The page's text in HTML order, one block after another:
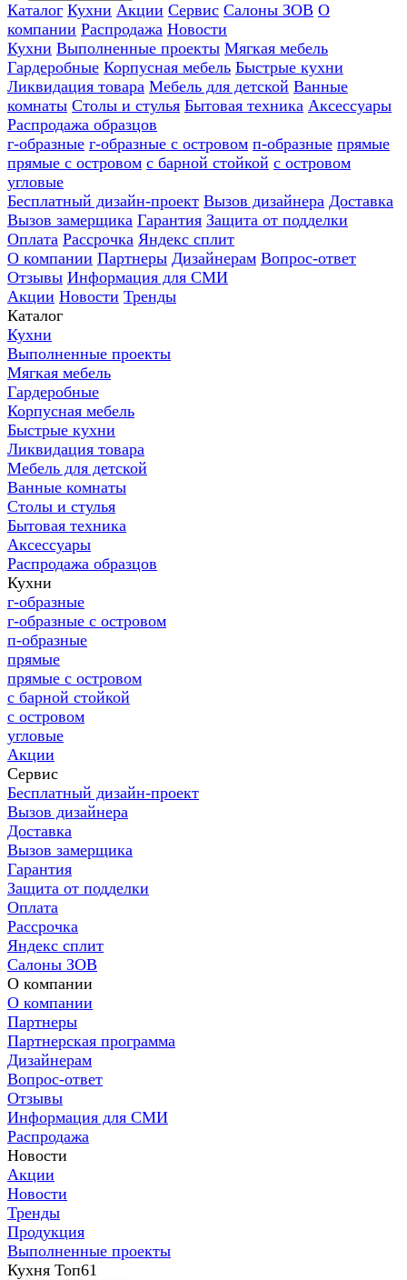
Каталог Кухни Акции Сервис Салоны ЗОВ О
компании Распродажа Новости
Кухни Выполненные проекты Мягкая мебель
Гардеробные Корпусная мебель Быстрые кухни
Ликвидация товара Мебель для детской Ванные
комнаты Столы и стулья Бытовая техника Аксессуары
Распродажа образцов
г-образные г-образные с островом п-образные прямые
прямые с островом с барной стойкой с островом
угловые
Бесплатный дизайн-проект Вызов дизайнера Доставка
Вызов замерщика Гарантия Защита от подделки
Оплата Рассрочка Яндекс сплит
О компании Партнеры Дизайнерам Вопрос-ответ
Отзывы Информация для СМИ
Акции Новости Тренды
Каталог
Кухни
Выполненные проекты
Мягкая мебель
Гардеробные
Корпусная мебель
Быстрые кухни
Ликвидация товара
Мебель для детской
Ванные комнаты
Столы и стулья
Бытовая техника
Аксессуары
Распродажа образцов
Кухни
г-образные
г-образные с островом
п-образные
прямые
прямые с островом
с барной стойкой
с островом
угловые
Акции
Сервис
Бесплатный дизайн-проект
Вызов дизайнера
Доставка
Вызов замерщика
Гарантия
Защита от подделки
Оплата
Рассрочка
Яндекс сплит
Салоны ЗОВ
О компании
О компании
Партнеры
Партнерская программа
Дизайнерам
Вопрос-ответ
Отзывы
Информация для СМИ
Распродажа
Новости
Акции
Новости
Тренды
Продукция
Выполненные проекты
Кухня Топ61